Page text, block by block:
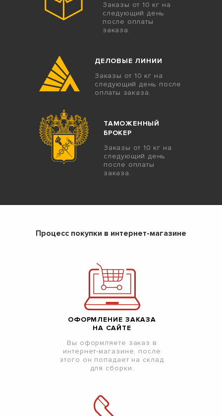
Заказы от 10 кг на
следующий день
после оплаты
заказа.
ДЕЛОВЫЕ ЛИНИИ
Заказы от 10 кг на
следующий день после
оплаты заказа.
ТАМОЖЕННЫЙ
БРОКЕР
Заказы от 10 кг на
следующий день
после оплаты
заказа.
Процесс покупки в интернет-магазине
ОФОРМЛЕНИЕ ЗАКАЗА
НА САЙТЕ
Вы оформляете заказ в
интернет-магазине, после
этого он попадает на склад
для сборки.